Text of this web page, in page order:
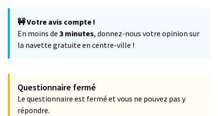
🚧 Votre avis compte !
En moins de 3 minutes, donnez-nous votre opinion sur
la navette gratuite en centre-ville !
Questionnaire fermé
Le questionnaire est fermé et vous ne pouvez pas y
répondre.